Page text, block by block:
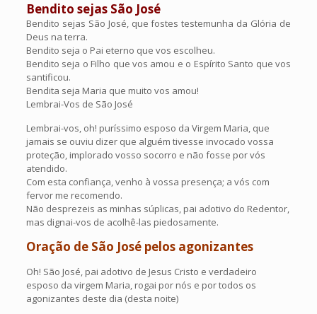
Bendito sejas São José
Bendito sejas São José, que fostes testemunha da Glória de
Deus na terra.
Bendito seja o Pai eterno que vos escolheu.
Bendito seja o Filho que vos amou e o Espírito Santo que vos
santificou.
Bendita seja Maria que muito vos amou!
Lembrai-Vos de São José
Lembrai-vos, oh! puríssimo esposo da Virgem Maria, que
jamais se ouviu dizer que alguém tivesse invocado vossa
proteção, implorado vosso socorro e não fosse por vós
atendido.
Com esta confiança, venho à vossa presença; a vós com
fervor me recomendo.
Não desprezeis as minhas súplicas, pai adotivo do Redentor,
mas dignai-vos de acolhê-las piedosamente.
Oração de São José pelos agonizantes
Oh! São José, pai adotivo de Jesus Cristo e verdadeiro
esposo da virgem Maria, rogai por nós e por todos os
agonizantes deste dia (desta noite)